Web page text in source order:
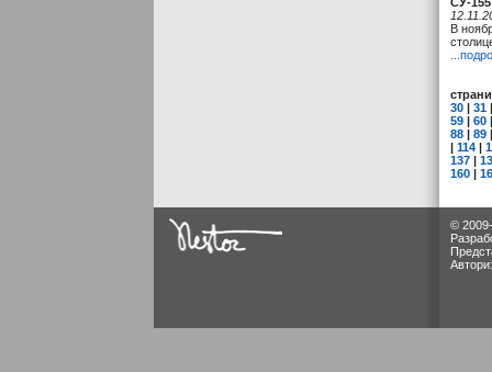
В
30 | 31
59 | 60
88 | 89
| 114 |
137 |
160 |
©